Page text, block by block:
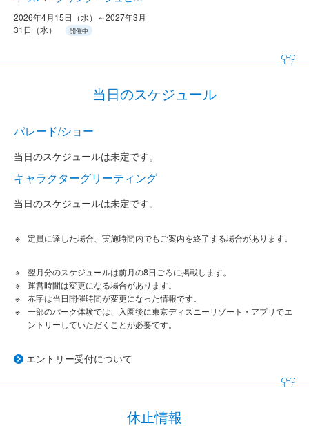
2026年4月15日（水）～2027年3月
31日（水）
開催中
当日のスケジュール
パレード/ショー
当日のスケジュールは未定です。
キャラクターグリーティング
当日のスケジュールは未定です。
定員に達した場合、実施時間内でもご案内を終了する場合があります。
翌月分のスケジュールは前月の8日ごろに掲載します。
運営時間は変更になる場合があります。
赤字は当日開催時間が変更になった情報です。
一部のパーク体験では、入園後に東京ディズニーリゾート・アプリでエ
ントリーしていただくことが必要です。
エントリー受付について
休止情報